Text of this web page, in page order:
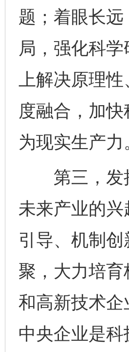
题；着眼长
局，强化科
上解决原理
度融合，加
为现实生产力
第三，发挥
未来产业的
引导、机制
聚，大力培
和高新技术
中央企业是